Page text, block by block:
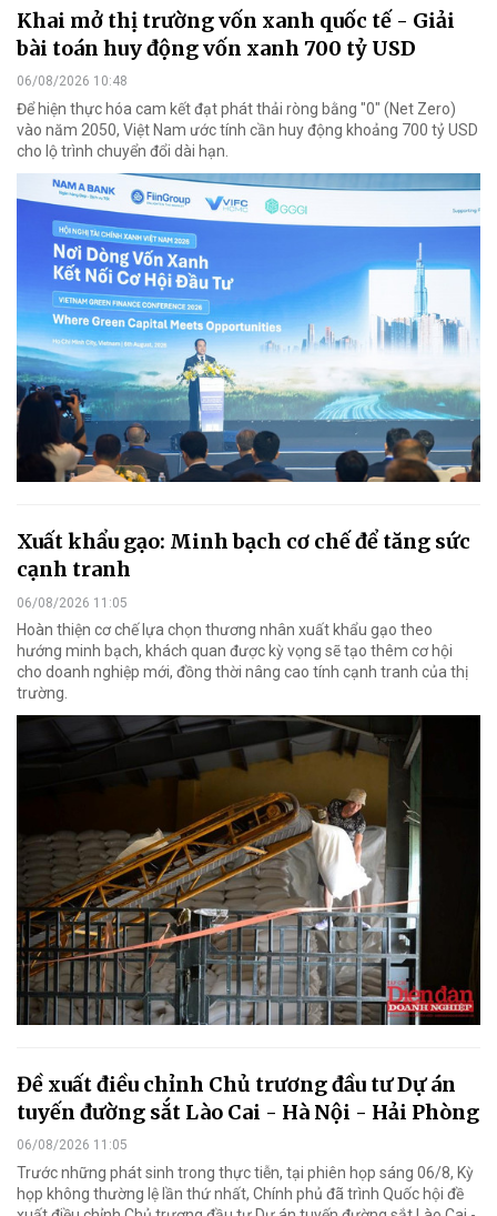
Khai mở thị trường vốn xanh quốc tế - Giải
bài toán huy động vốn xanh 700 tỷ USD
06/08/2026 10:48
Để hiện thực hóa cam kết đạt phát thải ròng bằng "0" (Net Zero)
vào năm 2050, Việt Nam ước tính cần huy động khoảng 700 tỷ USD
cho lộ trình chuyển đổi dài hạn.
Xuất khẩu gạo: Minh bạch cơ chế để tăng sức
cạnh tranh
06/08/2026 11:05
Hoàn thiện cơ chế lựa chọn thương nhân xuất khẩu gạo theo
hướng minh bạch, khách quan được kỳ vọng sẽ tạo thêm cơ hội
cho doanh nghiệp mới, đồng thời nâng cao tính cạnh tranh của thị
trường.
Đề xuất điều chỉnh Chủ trương đầu tư Dự án
tuyến đường sắt Lào Cai - Hà Nội - Hải Phòng
06/08/2026 11:05
Trước những phát sinh trong thực tiễn, tại phiên họp sáng 06/8, Kỳ
họp không thường lệ lần thứ nhất, Chính phủ đã trình Quốc hội đề